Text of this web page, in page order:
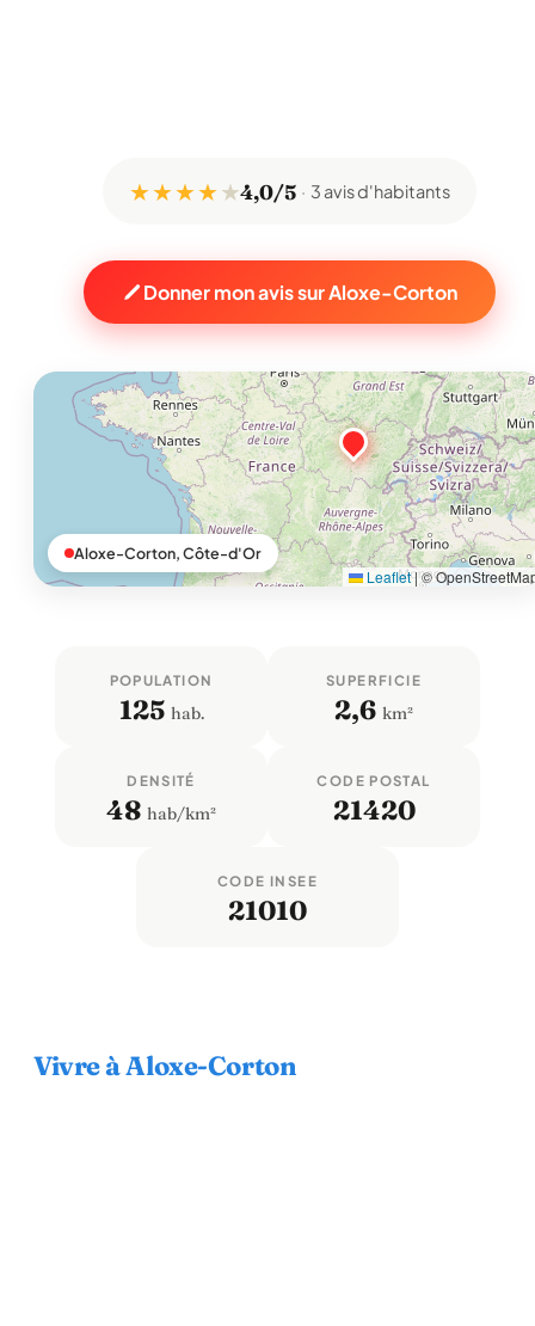
★ ★ ★ ★★4,0/5 3 avis d'habitants
Donner mon avis sur Aloxe-Corton
Leaflet|©
Aloxe-Corton, Côte-d'Or
POPULATION
125 hab.
SUPERFICIE
2,6 km²
DENSITÉ
48 hab/km²
CODE POSTAL
21420
CODE INSEE
21010
Vivre à Aloxe-Corton